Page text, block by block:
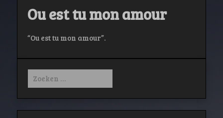
Ou est tu mon amour
“Ou est tu mon amour”.
Zoeken
naar: